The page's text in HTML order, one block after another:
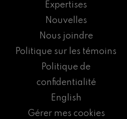
Expertises
Nouvelles
Nous joindre
Politique sur les témoins
Politique de
confidentialité
English
Gérer mes cookies